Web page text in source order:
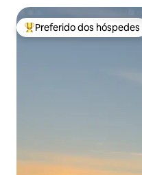
Entre os melhores
Preferido dos hóspedes